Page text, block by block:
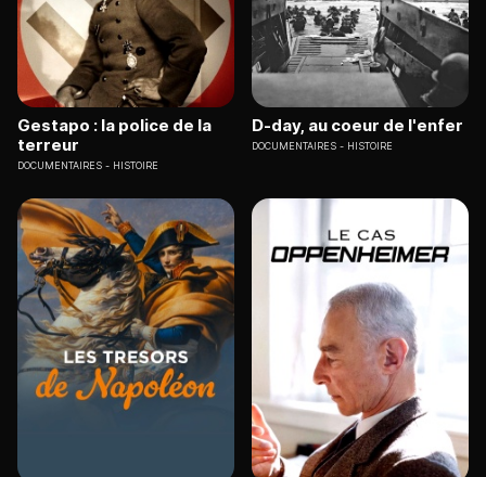
Gestapo : la police de la
terreur
DOCUMENTAIRES HISTOIRE
D-day, au coeur de l'enfer
DOCUMENTAIRES HISTOIRE